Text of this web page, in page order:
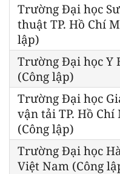
Trường Đại học
thuật TP. Hồ Chí
lập)
Trường Đại học Y
(Công lập)
Trường Đại học
vận tải TP. Hồ Chí
(Công lập)
Trường Đại học
Việt Nam (Công